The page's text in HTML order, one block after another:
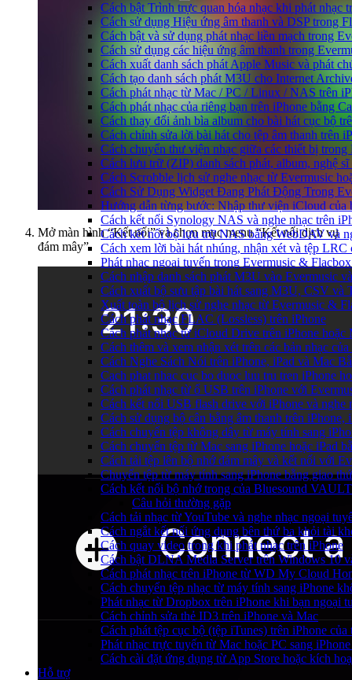
Cách bật Trình trực quan hóa nhạc khi phát nhạc
Cách sử dụng Hiệu ứng âm thanh và DSP trong
Cách bật và sử dụng phát nhạc liền mạch trong
Cách sử dụng các hiệu ứng âm thanh trong
Cách xuất danh sách phát Apple Music và phát
Cách tạo danh sách phát M3U cho Internet
Cách phát nhạc từ Mac / PC / Linux / NAS trên
Cách phát nhạc của riêng bạn trên iPhone bằng
Cách thay đổi ảnh bìa album cho bài hát cục bộ
Cách chỉnh sửa lời bài hát cho tệp âm thanh trên
Cách chuyển thư viện nhạc giữa các thiết bị
Cách lưu trữ (ZIP) danh sách phát, album, nghệ
Cách Scrobble lịch sử nghe nhạc từ Evermusic
Cách Sử Dụng Widget Đang Phát Động Trong
Hướng dẫn từng bước: Nhập thư viện iCloud của
Cách kết nối Synology NAS và nghe nhạc trên
Cách kết nối bộ lưu trữ NAS bằng WebDAV và
Cách xem lời bài hát nhúng, nhận xét và tệp LRC
Phát nhạc ngoại tuyến trong Evermusic &
Cách nhập danh sách phát M3U vào Evermusic
Cách xuất bộ sưu tập bài hát sang M3U, CSV
Xuất toàn bộ lịch sử nghe nhạc từ Evermusic &
Cách phát nhạc FLAC (Lossless) trên iPhone
Cách phát nhạc từ iCloud Drive trên iPhone hoặc
Cách thêm và xem nhận xét trên các bản nhạc
Cách Nghe Sách Nói trên iPhone, iPad và Mac
Cach phat nhac cuc bo duoc luu tru tren iPhone
Cách phát nhạc từ ổ USB trên iPhone với
Cách kết nối USB flash drive với iPhone và nghe
Cách sử dụng bộ cân bằng âm thanh trên
Cách chuyển tệp không dây từ máy tính sang
Cách chuyển tệp từ Mac sang iPhone hoặc iPad
Cách tải tệp lên bộ nhớ đám mây và kết nối với
Chuyển tệp từ máy tính sang iPhone bằng giao
Cách kết nối bộ nhớ trong của Bluesound
Câu hỏi thường gặp
Cách tải nhạc từ YouTube và nghe nhạc ngoại
Cách ngắt kết nối ứng dụng bên thứ ba khỏi tài
Cách quay video trong khi phát nhạc trên iPhone
Cách bật DLNA Media Server trên Windows 10
Cách phát nhạc trên iPhone từ WD My Cloud
Cách chuyển tệp nhạc từ máy tính sang iPhone
Phát nhạc từ Dropbox trên iPhone khi bạn ngoại
Cách chỉnh sửa thẻ ID3 trên iPhone và Mac
Cách phát tệp cục bộ (tệp iTunes) trên iPhone của
Phát nhạc trực tuyến từ Mac hoặc PC sang
Cách cài đặt ứng dụng từ App Store hoặc kích
Hỗ trợ
Mở màn hình “Kết nối” và chọn mục menu “Kết nối dịch vụ
đám mây”.